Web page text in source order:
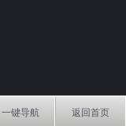
一键导航 返回首页